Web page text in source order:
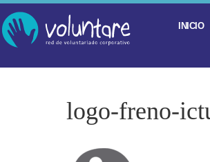
INICIO
logo-freno-